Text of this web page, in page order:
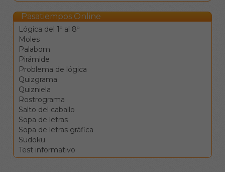
Pasatiempos Online
Lógica del 1º al 8º
Moles
Palabom
Pirámide
Problema de lógica
Quizgrama
Quizniela
Rostrograma
Salto del caballo
Sopa de letras
Sopa de letras gráfica
Sudoku
Test informativo
(supr) borra el valor de
la casilla sin moverse.
correspondientes.
Los botones de
caso de que vea
penalizaciones en la
puntuación final.